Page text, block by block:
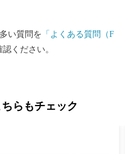
い質問を 「よくある質問（F
ください。
らもチェック